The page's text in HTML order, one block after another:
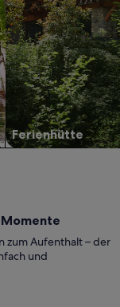
Ferienhütte
zum Aufenthalt – der
und